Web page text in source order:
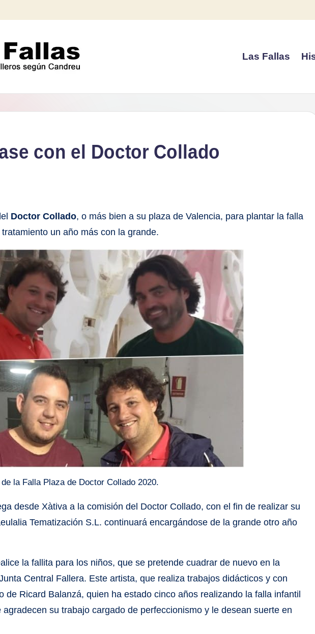
Las Fallas
con el Doctor Collado
Doctor Collado, o más bien a su plaza de Valencia, para plantar la falla
un año más con la grande.
la Falla Plaza de Doctor Collado 2020.
desde Xàtiva a la comisión del Doctor Collado, con el fin de realizar su
Tematización S.L. continuará encargándose de la grande otro año
la fallita para los niños, que se pretende cuadrar de nuevo en la
Central Fallera. Este artista, que realiza trabajos didácticos y con
de Ricard Balanzá, quien ha estado cinco años realizando la falla infantil
su trabajo cargado de perfeccionismo y le desean suerte en